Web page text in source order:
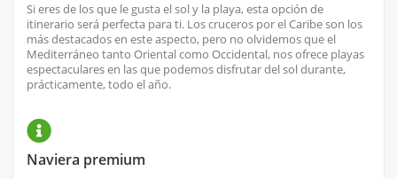
Si eres de los que le gusta el sol y la playa, esta opción de
itinerario será perfecta para ti. Los cruceros por el Caribe son los
más destacados en este aspecto, pero no olvidemos que el
Mediterráneo tanto Oriental como Occidental, nos ofrece playas
espectaculares en las que podemos disfrutar del sol durante,
prácticamente, todo el año.
Naviera premium